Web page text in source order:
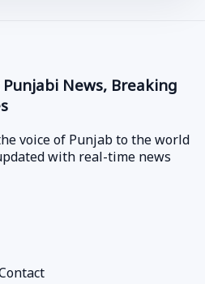
News, Breaking
voice of Punjab to the world
with real-time news